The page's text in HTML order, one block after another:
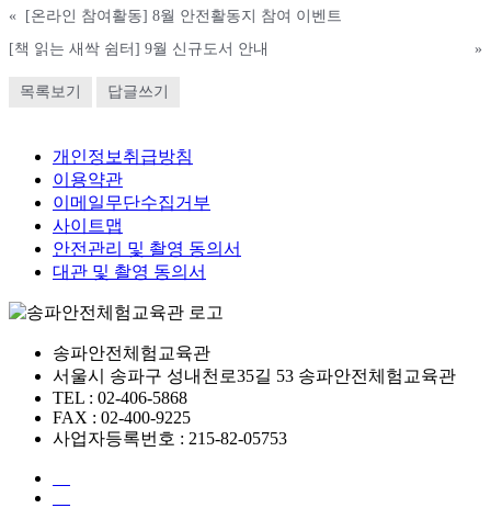
«
[온라인 참여활동] 8월 안전활동지 참여 이벤트
[책 읽는 새싹 쉼터] 9월 신규도서 안내
»
목록보기 답글쓰기
개인정보취급방침
이용약관
이메일무단수집거부
사이트맵
안전관리 및 촬영 동의서
대관 및 촬영 동의서
송파안전체험교육관
서울시 송파구 성내천로35길 53 송파안전체험교육관
TEL : 02-406-5868
FAX : 02-400-9225
사업자등록번호 : 215-82-05753